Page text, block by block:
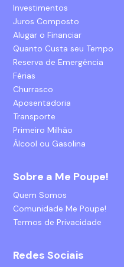
Investimentos
Juros Composto
Alugar o Financiar
Quanto Custa seu Tempo
Reserva de Emergência
Férias
Churrasco
Aposentadoria
Transporte
Primeiro Milhão
Álcool ou Gasolina
Sobre a Me Poupe!
Quem Somos
Comunidade Me Poupe!
Termos de Privacidade
Redes Sociais